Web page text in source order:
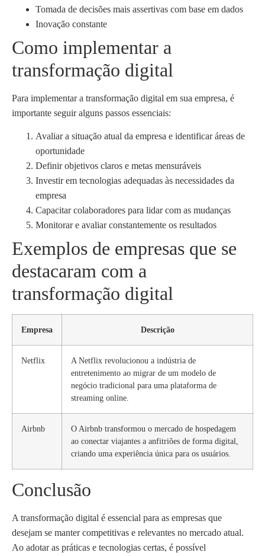
Tomada de decisões mais assertivas com base em dados
Inovação constante
Como implementar a
transformação digital
Para implementar a transformação digital em sua empresa, é
importante seguir alguns passos essenciais:
Avaliar a situação atual da empresa e identificar áreas de
oportunidade
Definir objetivos claros e metas mensuráveis
Investir em tecnologias adequadas às necessidades da
empresa
Capacitar colaboradores para lidar com as mudanças
Monitorar e avaliar constantemente os resultados
Exemplos de empresas que se
destacaram com a
transformação digital
Empresa Descrição
Netflix
A Netflix revolucionou a indústria de
entretenimento ao migrar de um modelo de
negócio tradicional para uma plataforma de
streaming online.
Airbnb
O Airbnb transformou o mercado de hospedagem
ao conectar viajantes a anfitriões de forma digital,
criando uma experiência única para os usuários.
Conclusão
A transformação digital é essencial para as empresas que
desejam se manter competitivas e relevantes no mercado atual.
Ao adotar as práticas e tecnologias certas, é possível